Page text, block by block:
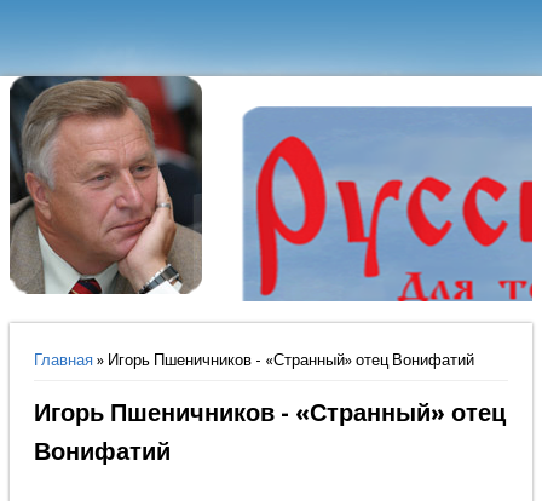
Вы здесь
Главная» Игорь Пшеничников - «Странный» отец Вонифатий
Игорь Пшеничников - «Странный» отец
Вонифатий